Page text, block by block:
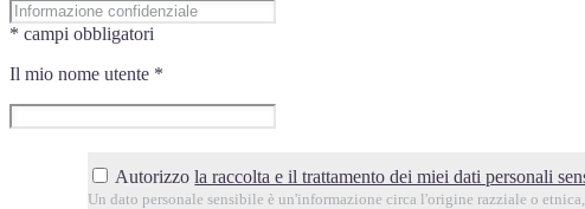
* campi obbligatori
Il mio nome utente *
Autorizzola raccolta e il trattamento dei miei dati personali
Un dato personale sensibile è un'informazione circa l'origine razziale o